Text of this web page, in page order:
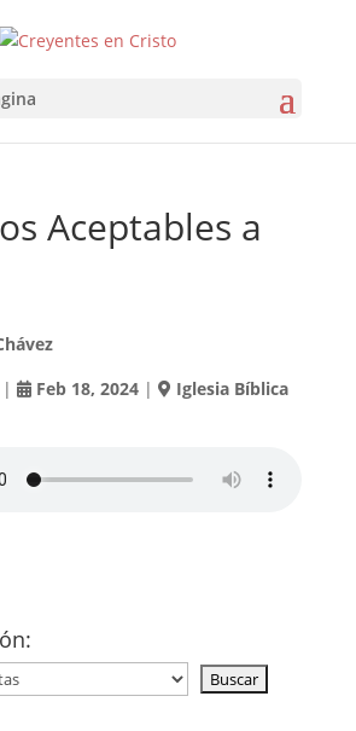
Aceptables a
| Feb 18, 2024 |
Iglesia Bíblica